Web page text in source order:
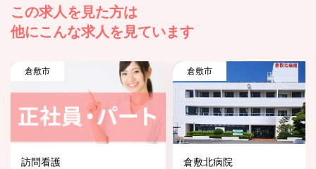
この求人を見た方は
他にこんな求人を見ています
倉敷市
訪問看護
倉敷市
倉敷北病院